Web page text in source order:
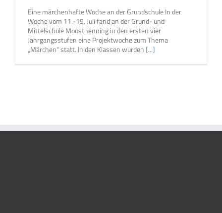
Eine märchenhafte Woche an der Grundschule In der
Woche vom 11.-15. Juli fand an der Grund- und
Mittelschule Moosthenning in den ersten vier
Jahrgangsstufen eine Projektwoche zum Thema
„Märchen“ statt. In den Klassen wurden [...]